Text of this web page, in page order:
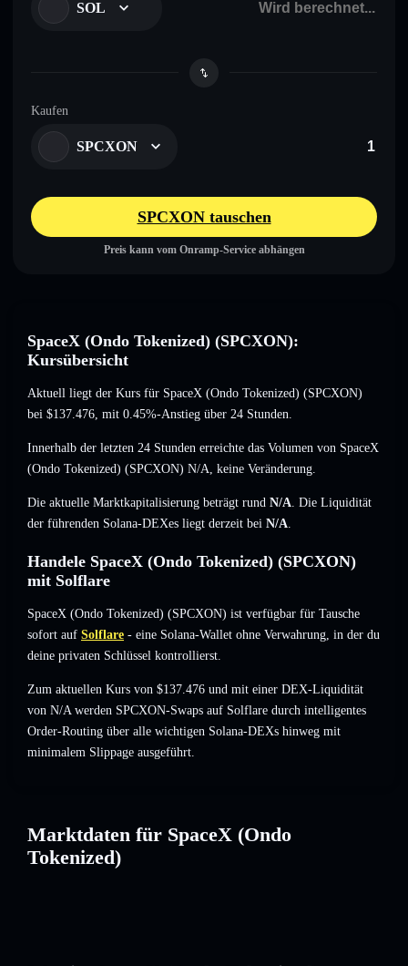
SOL
Kaufen
SPCXON
SPCXON tauschen
Preis kann vom Onramp-Service abhängen
SpaceX (Ondo Tokenized) (SPCXON):
Kursübersicht
Aktuell liegt der Kurs für SpaceX (Ondo Tokenized) (SPCXON)
bei $137.476, mit 0.45%-Anstieg über 24 Stunden.
Innerhalb der letzten 24 Stunden erreichte das Volumen von SpaceX
(Ondo Tokenized) (SPCXON) N/A, keine Veränderung.
Die aktuelle Marktkapitalisierung beträgt rund N/A. Die Liquidität
der führenden Solana-DEXes liegt derzeit bei N/A.
Handele SpaceX (Ondo Tokenized) (SPCXON)
mit Solflare
SpaceX (Ondo Tokenized) (SPCXON) ist verfügbar für Tausche
sofort auf Solflare - eine Solana-Wallet ohne Verwahrung, in der du
deine privaten Schlüssel kontrollierst.
Zum aktuellen Kurs von $137.476 und mit einer DEX-Liquidität
von N/A werden SPCXON-Swaps auf Solflare durch intelligentes
Order-Routing über alle wichtigen Solana-DEXs hinweg mit
minimalem Slippage ausgeführt.
Marktdaten für SpaceX (Ondo
Tokenized)